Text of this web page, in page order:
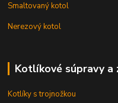
Smaltovaný kotol
Nerezový kotol
Kotlíkové súpravy a
Kotlíky s trojnožkou